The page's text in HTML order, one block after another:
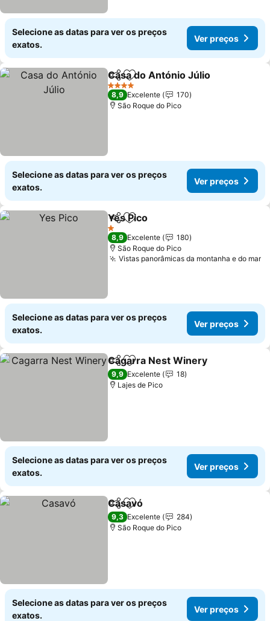
Selecione as datas para ver os preços
exatos.
Ver preços
PartilharAdicionar aos favoritos
Casa do António Júlio
4 Estrelas
8,9 Excelente
170
São Roque do Pico
Selecione as datas para ver os preços
exatos.
Ver preços
PartilharAdicionar aos favoritos
Yes Pico
1 Estrelas
8,9 Excelente
180
São Roque do Pico
Vistas panorâmicas da montanha e do mar
Selecione as datas para ver os preços
exatos.
Ver preços
PartilharAdicionar aos favoritos
Cagarra Nest Winery
9,9 Excelente
18
Lajes de Pico
Selecione as datas para ver os preços
exatos.
Ver preços
PartilharAdicionar aos favoritos
Casavó
9,3 Excelente
284
São Roque do Pico
Selecione as datas para ver os preços
exatos.
Ver preços